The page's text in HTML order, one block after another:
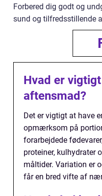
Forbered dig godt og
sund og tilfredsstillende
Hvad er
aftensmad?
Det er vigtigt at have
opmærksom på
forarbejdede
proteiner, kulhydrater
måltider. Variation er
får en bred vifte af